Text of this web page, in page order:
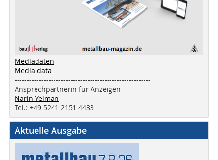
Mediadaten
Media data
--------------------------------------------------------
Ansprechpartnerin für Anzeigen
Narin Yelman
Tel.: +49 5241 2151 4433
Aktuelle Ausgabe